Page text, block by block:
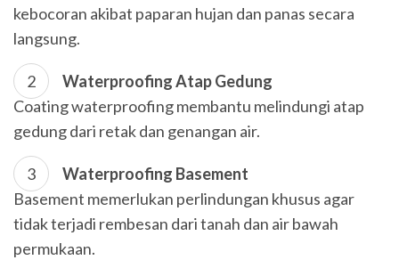
kebocoran akibat paparan hujan dan panas secara
langsung.
Waterproofing Atap Gedung
Coating waterproofing membantu melindungi atap
gedung dari retak dan genangan air.
Waterproofing Basement
Basement memerlukan perlindungan khusus agar
tidak terjadi rembesan dari tanah dan air bawah
permukaan.